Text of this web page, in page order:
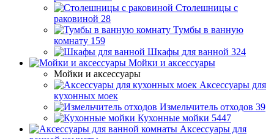
Столешницы с
раковиной 28
Тумбы в ванную
комнату 159
Шкафы для ванной 324
Мойки и аксессуары
Мойки и аксессуары
Аксессуары для
кухонных моек
Измельчитель отходов 39
Кухонные мойки 5447
Аксессуары для